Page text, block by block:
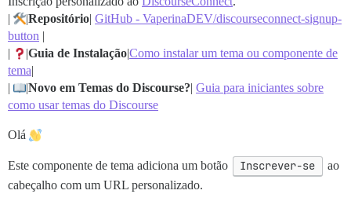
|
|Repositório| GitHub - VaperinaDEV/discourseconnect-signup-
button |
|
|Guia de Instalação|Como instalar um tema ou componente de
tema|
|
|Novo em Temas do Discourse?| Guia para iniciantes sobre
como usar temas do Discourse
Olá
Este componente de tema adiciona um botão Inscrever-se
ao
cabeçalho com um URL personalizado.